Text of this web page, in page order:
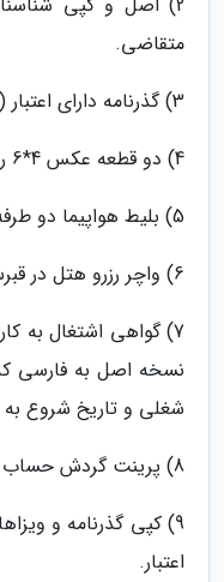
متقاضی.
3) گذرنامه دارای اعتبار (حداقل 6 ماه).
4) دو قطعه عکس 4*6 رنگی با زمینه سفید و بدون روتوش.
5) بلیط هواپیما دو طرفه به نام متقاضی ویزا.
6) واچر رزرو هتل در قبرس.
7) گواهی اشتغال به
نسخه اصل به فارسی
شغلی و تاریخ شروع
8) پرینت گردش حساب بانکی (شش ماه گذشته).
9) کپی گذرنامه و
اعتبار.